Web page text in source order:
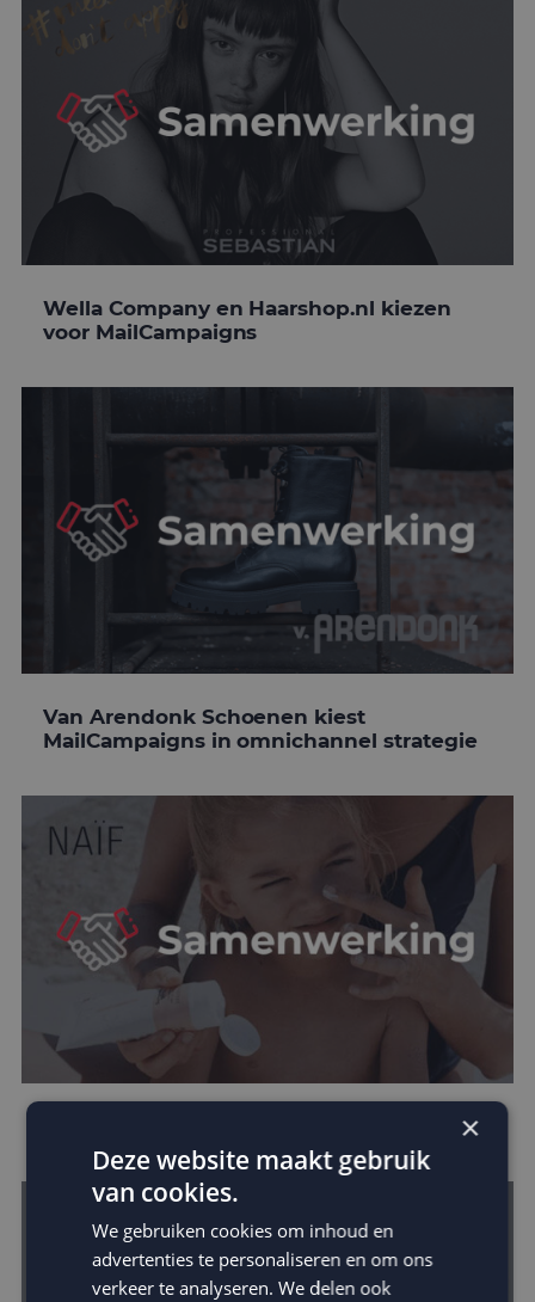
Wella Company en Haarshop.nl kiezen
voor MailCampaigns
Van Arendonk Schoenen kiest
MailCampaigns in omnichannel strategie
Naïf kiest MailCampaigns in groeistrategie
×
Deze website maakt gebruik
van cookies.
We gebruiken cookies om inhoud en
advertenties te personaliseren en om ons
verkeer te analyseren. We delen ook